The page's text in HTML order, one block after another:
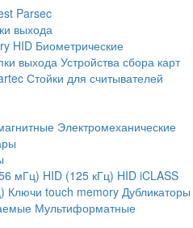
Parsec
выхода
HID Биометрические
выхода Устройства сбора карт
Стойки для считывателей
Электромеханические
мГц) HID (125 кГц) HID iCLASS
Ключи touch memory Дубликаторы
Мультиформатные